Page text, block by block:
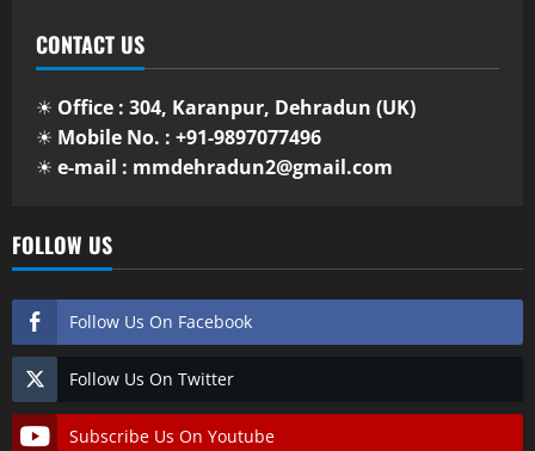
CONTACT US
☀ Office : 304, Karanpur, Dehradun (UK)
☀ Mobile No. : +91-9897077496
☀ e-mail : mmdehradun2@gmail.com
FOLLOW US
Follow Us On Facebook
Follow Us On Twitter
Subscribe Us On Youtube